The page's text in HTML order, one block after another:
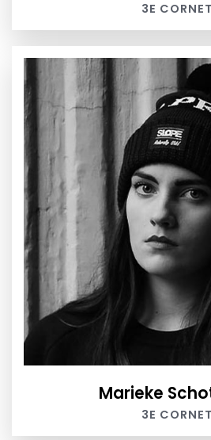
3E CORNET
Marieke
3E CORNET